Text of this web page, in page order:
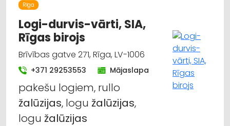
Rīga
Logi-durvis-vārti, SIA,
Rīgas birojs
Brīvības gatve 271, Rīga, LV-1006
+371 29253553 Mājaslapa
pakešu logiem, rullo
žalūzijas, logu žalūzijas,
logu žalūzijas